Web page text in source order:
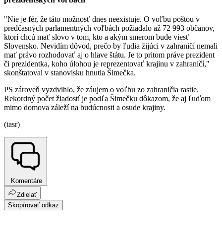
"Nie je fér, že táto možnosť dnes neexistuje. O voľbu poštou v
predčasných parlamentných voľbách požiadalo až 72 993 občanov,
ktorí chcú mať slovo v tom, kto a akým smerom bude viesť
Slovensko. Nevidím dôvod, prečo by ľudia žijúci v zahraničí nemali
mať právo rozhodovať aj o hlave štátu. Je to pritom práve prezident
či prezidentka, koho úlohou je reprezentovať krajinu v zahraničí,"
skonštatoval v stanovisku hnutia Šimečka.
PS zároveň vyzdvihlo, že záujem o voľbu zo zahraničia rastie.
Rekordný počet žiadostí je podľa Šimečku dôkazom, že aj ľuďom
mimo domova záleží na budúcnosti a osude krajiny.
(tasr)
Komentáre
Zdielať
Skopírovať odkaz